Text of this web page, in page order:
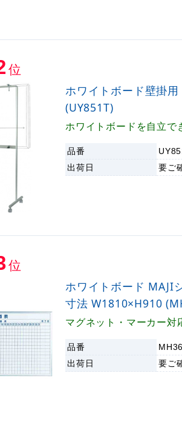
位
ホワイトボード壁掛
(UY851T)
ホワイトボードを自立で
品番
出荷日 要ご
位
ホワイトボード MAJI
寸法 W1810×H910
マグネット・マーカー対
品番
出荷日 要ご